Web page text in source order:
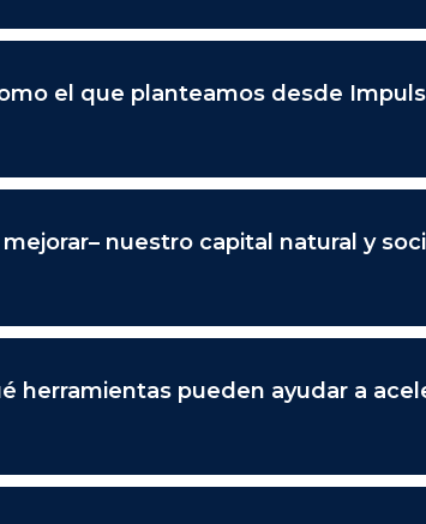
el que planteamos desde
nuestro capital natural y
herramientas pueden ayudar a